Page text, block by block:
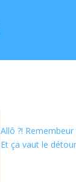
Allô ?!
Et ça vaut le